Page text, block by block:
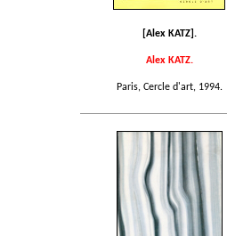
[Alex KATZ].
Alex KATZ.
Paris, Cercle d'art, 1994.